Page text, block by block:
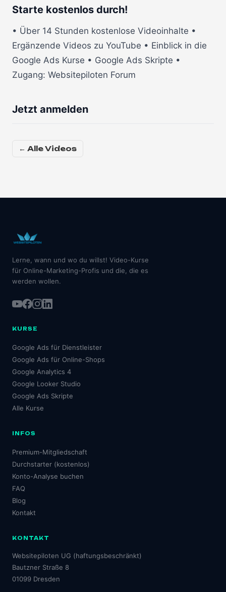
Starte kostenlos durch!
• Über 14 Stunden kostenlose Videoinhalte •
Ergänzende Videos zu YouTube • Einblick in die
Google Ads Kurse • Google Ads Skripte •
Zugang: Websitepiloten Forum
Jetzt anmelden
← Alle Videos
Lerne, wann und wo du willst! Video-Kurse
für Online-Marketing-Profis und die, die es
werden wollen.
KURSE
Google Ads für Dienstleister
Google Ads für Online-Shops
Google Analytics 4
Google Looker Studio
Google Ads Skripte
Alle Kurse
INFOS
Premium-Mitgliedschaft
Durchstarter (kostenlos)
Konto-Analyse buchen
FAQ
Blog
Kontakt
KONTAKT
Websitepiloten UG (haftungsbeschränkt)
Bautzner Straße 8
01099 Dresden